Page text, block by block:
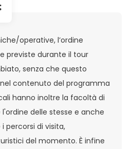
operative, l’ordine
previste durante il tour
senza che questo
contenuto del programma
hanno inoltre la facoltà di
delle stesse e anche
percorsi di visita,
del momento. È infine